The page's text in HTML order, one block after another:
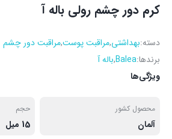
کرم دور چشم رولی باله آ
دسته:بهداشتی,مراقبت پوست,مراقبت دور چشم
برندها:Balea
,باله آ
ویژگی‌ها
محصول کشور
آلمان
حجم
15 میل